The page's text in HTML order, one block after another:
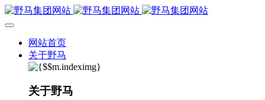
网站首页
关于野马
关于野马